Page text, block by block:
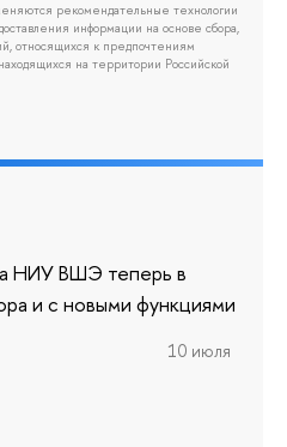
рекомендательные технологии
информации на основе сбора,
относящихся к предпочтениям
на территории Российской
НИУ ВШЭ теперь в
и с новыми функциями
10 июля